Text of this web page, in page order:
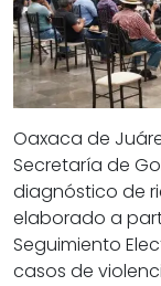
Oaxaca de
Secretaría de
diagnóstico de
elaborado a
Seguimiento
casos de